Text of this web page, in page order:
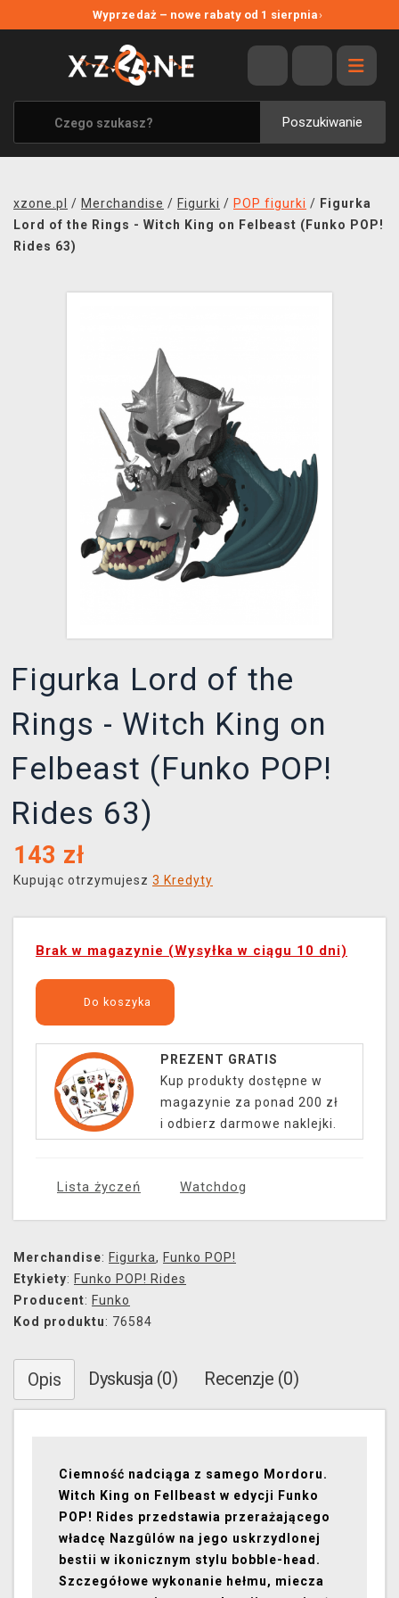
Wyprzedaż – nowe rabaty od 1 sierpnia›
Poszukiwanie
WYPRZEDAŻ
WSZYSTKIE MARKI
XZONE ORIGINALS
UBRANIA I AKCESORIA
SOUNDTRACKI
XZONE KLUB
xzone.pl / Merchandise / Figurki / POP figurki / Figurka
Lord of the Rings - Witch King on Felbeast (Funko POP!
Rides 63)
Figurka Lord of the
Rings - Witch King on
Felbeast (Funko POP!
Rides 63)
143 zł
Kupując otrzymujesz 3 Kredyty
Brak w magazynie (Wysyłka w ciągu 10 dni)
Do koszyka
PREZENT GRATIS
Kup produkty dostępne w
magazynie za ponad 200 zł
i odbierz darmowe naklejki.
Lista życzeń Watchdog
Merchandise: Figurka, Funko POP!
Etykiety: Funko POP! Rides
Producent: Funko
Kod produktu: 76584
Opis Dyskusja (0) Recenzje (0)
Ciemność nadciąga z samego Mordoru.
Witch King on Fellbeast w edycji Funko
POP! Rides przedstawia przerażającego
władcę Nazgûlów na jego uskrzydlonej
bestii w ikonicznym stylu bobble-head.
Szczegółowe wykonanie hełmu, miecza